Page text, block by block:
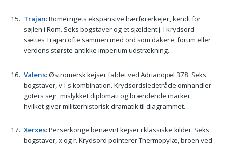
Trajan: Romerrigets ekspansive hærførerkejer, kendt for
søjlen i Rom. Seks bogstaver og et sjældent j. I krydsord
sættes Trajan ofte sammen med ord som dakere, forum eller
verdens største antikke imperium udstrækning.
Valens: Østromersk kejser faldet ved Adrianopel 378. Seks
bogstaver, v-l-s kombination. Krydsordsledetråde omhandler
goters sejr, mislykket diplomati og brændende marker,
hvilket giver militærhistorisk dramatik til diagrammet.
Xerxes: Perserkonge benævnt kejser i klassiske kilder. Seks
bogstaver, x og r. Krydsord pointerer Thermopylæ, broen ved